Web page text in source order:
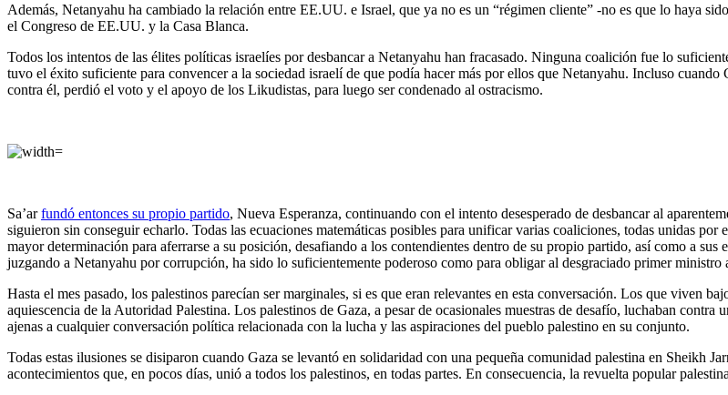
Además, Netanyahu ha cambiado la relación entre EE.UU. e Israel, que ya no es un “régimen cliente” -no es que lo haya
el Congreso de EE.UU. y la Casa Blanca.
Todos los intentos de las élites políticas israelíes por desbancar a Netanyahu han fracasado. Ninguna coalición fue lo
tuvo el éxito suficiente para convencer a la sociedad israelí de que podía hacer más por ellos que Netanyahu. Incluso
contra él, perdió el voto y el apoyo de los Likudistas, para luego ser condenado al ostracismo.
Sa’arfundó entonces su propio partido, Nueva Esperanza, continuando con el intento desesperado de desbancar al
siguieron sin conseguir echarlo. Todas las ecuaciones matemáticas posibles para unificar varias coaliciones, todas unidas
mayor determinación para aferrarse a su posición, desafiando a los contendientes dentro de su propio partido, así como a
juzgando a Netanyahu por corrupción, ha sido lo suficientemente poderoso como para obligar al desgraciado primer ministro
Hasta el mes pasado, los palestinos parecían ser marginales, si es que eran relevantes en esta conversación. Los que viven
aquiescencia de la Autoridad Palestina. Los palestinos de Gaza, a pesar de ocasionales muestras de desafío, luchaban contra
ajenas a cualquier conversación política relacionada con la lucha y las aspiraciones del pueblo palestino en su conjunto.
Todas estas ilusiones se disiparon cuando Gaza se levantó en solidaridad con una pequeña comunidad palestina en Sheikh
acontecimientos que, en pocos días, unió a todos los palestinos, en todas partes. En consecuencia, la revuelta popular